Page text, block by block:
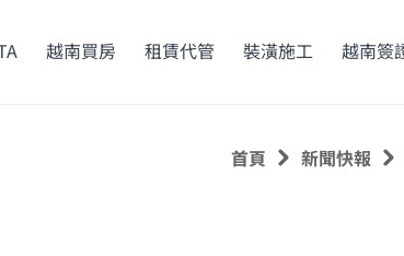
越南買房 租賃代管 裝潢施工 越南簽
首頁 新聞快報